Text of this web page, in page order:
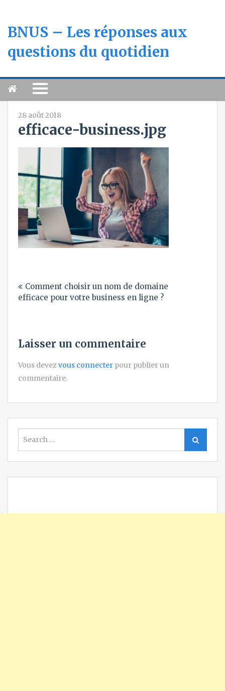
BNUS – Les réponses aux
questions du quotidien
28 août 2018
efficace-business.jpg
deComment choisir un nom de domaine
efficace pour votre business en ligne ?
Laisser un commentaire
Vous devezvous connecter pour publier un
commentaire.
for:
Search